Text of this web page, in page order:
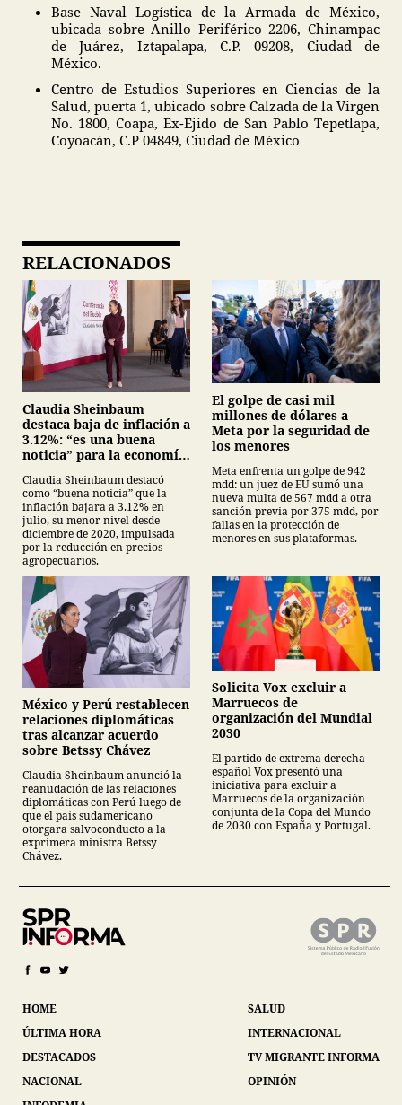
Base Naval Logística de la Armada de México,
ubicada sobre Anillo Periférico 2206, Chinampac
de Juárez, Iztapalapa, C.P. 09208, Ciudad de
México.
Centro de Estudios Superiores en Ciencias de la
Salud, puerta 1, ubicado sobre Calzada de la Virgen
No. 1800, Coapa, Ex-Ejido de San Pablo Tepetlapa,
Coyoacán, C.P 04849, Ciudad de México
RELACIONADOS
Claudia Sheinbaum
destaca baja de inflación a
3.12%: “es una buena
noticia” para la economía
Claudia Sheinbaum destacó
como “buena noticia” que la
inflación bajara a 3.12% en
julio, su menor nivel desde
diciembre de 2020, impulsada
por la reducción en precios
agropecuarios.
El golpe de casi mil
millones de dólares a
Meta por la seguridad de
los menores
Meta enfrenta un golpe de 942
mdd: un juez de EU sumó una
nueva multa de 567 mdd a otra
sanción previa por 375 mdd, por
fallas en la protección de
menores en sus plataformas.
México y Perú restablecen
relaciones diplomáticas
tras alcanzar acuerdo
sobre Betssy Chávez
Claudia Sheinbaum anunció la
reanudación de las relaciones
diplomáticas con Perú luego de
que el país sudamericano
otorgara salvoconducto a la
exprimera ministra Betssy
Chávez.
Solicita Vox excluir a
Marruecos de
organización del Mundial
2030
El partido de extrema derecha
español Vox presentó una
iniciativa para excluir a
Marruecos de la organización
conjunta de la Copa del Mundo
de 2030 con España y Portugal.
HOME
ÚLTIMA HORA
DESTACADOS
NACIONAL
SALUD
INTERNACIONAL
TV MIGRANTE INFORMA
OPINIÓN